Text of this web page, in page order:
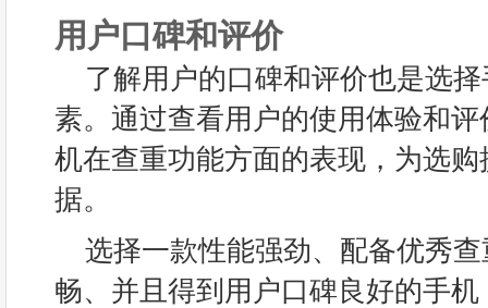
用户口碑和评价
了解用户的口碑和评价也是选
素。通过查看用户的使用体验和
机在查重功能方面的表现，为选
据。
选择一款性能强劲、配备优秀
畅、并且得到用户口碑良好的手